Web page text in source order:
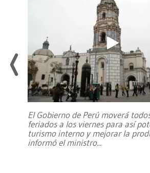
El Gobierno de Perú moverá
feriados a los viernes para así
turismo interno y mejorar la
informó el ministro...